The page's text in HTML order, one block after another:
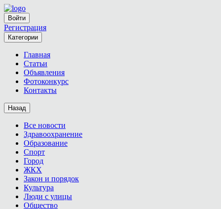
Войти
Регистрация
Категории
Главная
Статьи
Объявления
Фотоконкурс
Контакты
Назад
Все новости
Здравоохранение
Образование
Спорт
Город
ЖКХ
Закон и порядок
Культура
Люди с улицы
Общество